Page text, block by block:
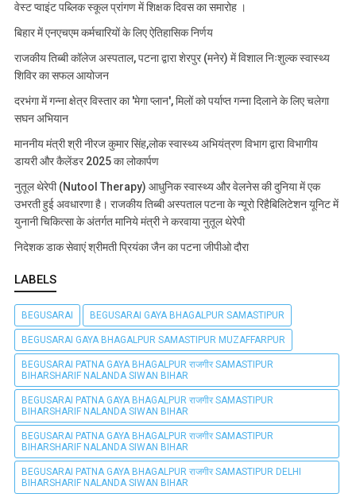
वेस्ट प्वाइंट पब्लिक स्कूल प्रांगण में शिक्षक दिवस का समारोह ।
बिहार में एनएचएम कर्मचारियों के लिए ऐतिहासिक निर्णय
राजकीय तिब्बी कॉलेज अस्पताल, पटना द्वारा शेरपुर (मनेर) में विशाल निःशुल्क स्वास्थ्य
शिविर का सफल आयोजन
दरभंगा में गन्ना क्षेत्र विस्तार का 'मेगा प्लान', मिलों को पर्याप्त गन्ना दिलाने के लिए चलेगा
सघन अभियान
माननीय मंत्री श्री नीरज कुमार सिंह,लोक स्वास्थ्य अभियंत्रण विभाग द्वारा विभागीय
डायरी और कैलेंडर 2025 का लोकार्पण
नुतूल थेरेपी (Nutool Therapy) आधुनिक स्वास्थ्य और वेलनेस की दुनिया में एक
उभरती हुई अवधारणा है। राजकीय तिब्बी अस्पताल पटना के न्यूरो रिहैबिलिटेशन यूनिट में
युनानी चिकित्सा के अंतर्गत मानिये मंत्री ने करवाया नुतूल थेरेपी
निदेशक डाक सेवाएं श्रीमती प्रियंका जैन का पटना जीपीओ दौरा
LABELS
BEGUSARAI BEGUSARAI GAYA BHAGALPUR SAMASTIPUR
BEGUSARAI GAYA BHAGALPUR SAMASTIPUR MUZAFFARPUR
BEGUSARAI PATNA GAYA BHAGALPUR राजगीर SAMASTIPUR
BIHARSHARIF NALANDA SIWAN BIHAR
BEGUSARAI PATNA GAYA BHAGALPUR राजगीर SAMASTIPUR
BIHARSHARIF NALANDA SIWAN BIHAR
BEGUSARAI PATNA GAYA BHAGALPUR राजगीर SAMASTIPUR
BIHARSHARIF NALANDA SIWAN BIHAR
BEGUSARAI PATNA GAYA BHAGALPUR राजगीर SAMASTIPUR DELHI
BIHARSHARIF NALANDA SIWAN BIHAR